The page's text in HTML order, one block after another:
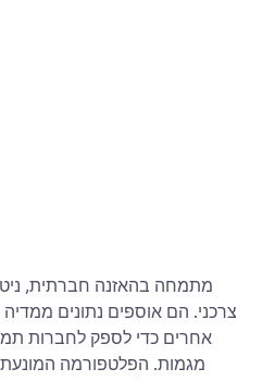
צרכני. הם אוספים נתונים
אחרים כדי לספק לחברות
מגמות. הפלטפורמה המונעת